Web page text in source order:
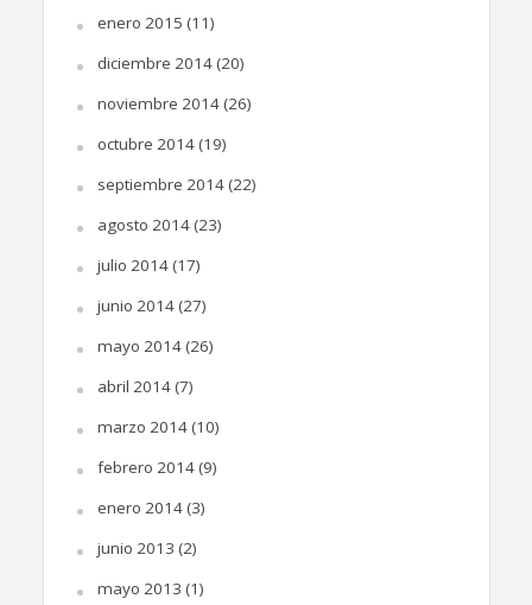
enero 2015 (11)
diciembre 2014(20)
noviembre 2014(26)
octubre 2014(19)
septiembre 2014(22)
agosto 2014(23)
julio 2014(17)
junio 2014(27)
mayo 2014(26)
abril 2014(7)
marzo 2014(10)
febrero 2014(9)
enero 2014(3)
junio 2013 (2)
mayo 2013 (1)